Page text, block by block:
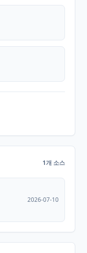
1개 소스
2026-07-10